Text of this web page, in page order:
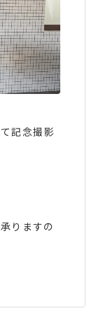
記念撮影
りますの